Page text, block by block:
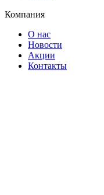
Компания
О нас
Новости
Акции
Контакты